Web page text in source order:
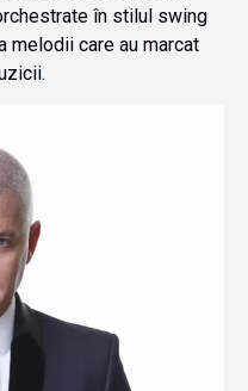
în stilul swing
melodii care au marcat